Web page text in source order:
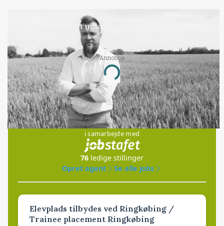
Det er en uskik at udlægge et røgslør om
Annonce
Loading...
Jobs
i samarbejde med
76 ledige stillinger
Opret agent
Se alle jobs
Elevplads tilbydes ved Ringkøbing /
Trainee placement Ringkøbing